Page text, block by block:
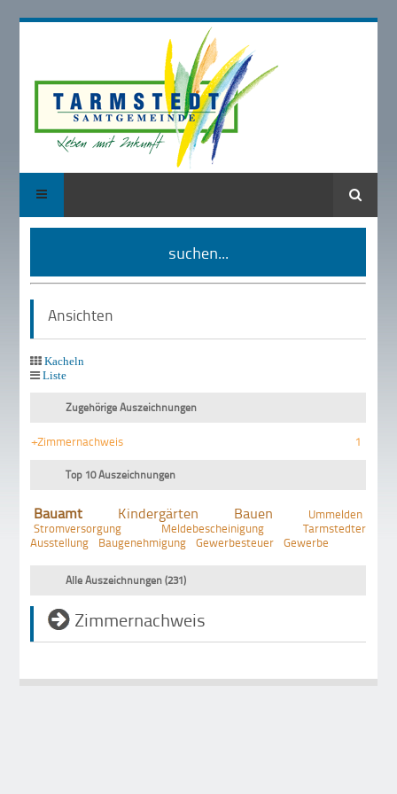
Suche
suchen...
Ansichten
Kacheln
Liste
Zugehörige Auszeichnungen
+Zimmernachweis 1
Top 10 Auszeichnungen
Bauamt Kindergärten Bauen
Ummelden
Stromversorgung
Meldebescheinigung
Tarmstedter
Ausstellung
Baugenehmigung Gewerbesteuer Gewerbe
Alle Auszeichnungen (231)
Zimmernachweis